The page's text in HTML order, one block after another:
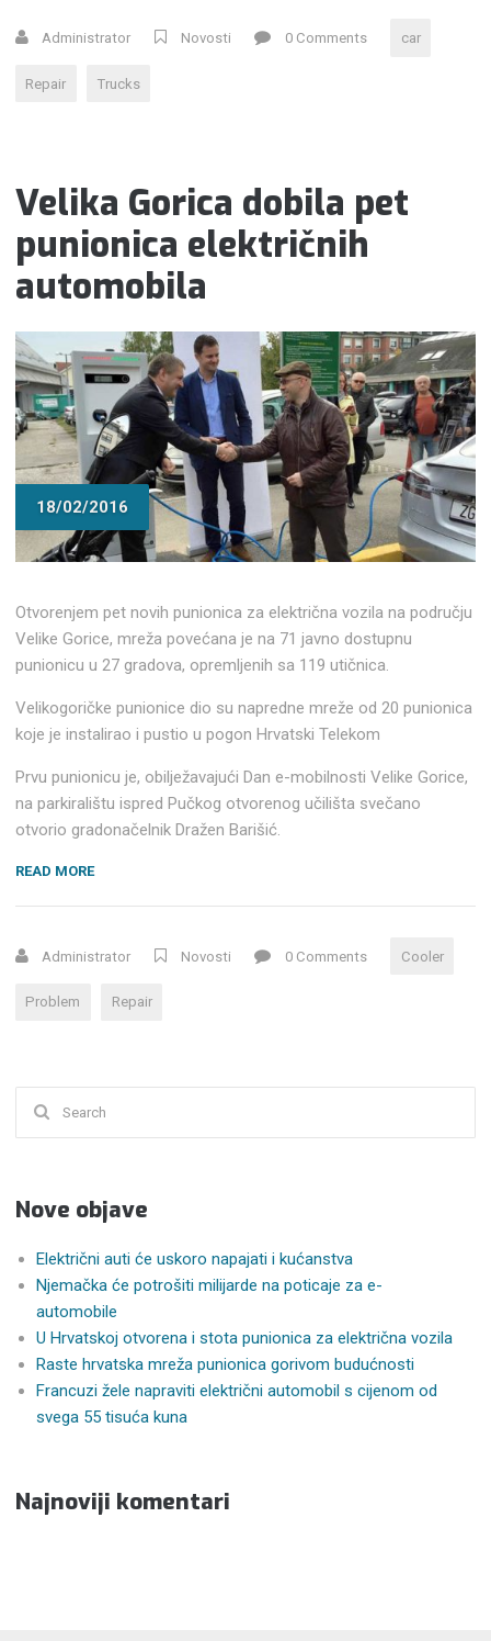
STOTA
ZA
Administrator Novosti 0 Comments car
Repair Trucks
Velika Gorica dobila pet
punionica električnih
automobila
18/02/2016
Otvorenjem pet novih punionica za električna vozila na području
Velike Gorice, mreža povećana je na 71 javno dostupnu
punionicu u 27 gradova, opremljenih sa 119 utičnica.
Velikogoričke punionice dio su napredne mreže od 20 punionica
koje je instalirao i pustio u pogon Hrvatski Telekom
Prvu punionicu je, obilježavajući Dan e-mobilnosti Velike Gorice,
na parkiralištu ispred Pučkog otvorenog učilišta svečano
otvorio gradonačelnik Dražen Barišić.
READ MORE“VELIKA
PUNIONICA
AUTOMOBILA”
Administrator Novosti 0 Comments Cooler
Problem Repair
Nove objave
Električni auti će uskoro napajati i kućanstva
Njemačka će potrošiti milijarde na poticaje za e-
automobile
U Hrvatskoj otvorena i stota punionica za električna vozila
Raste hrvatska mreža punionica gorivom budućnosti
Francuzi žele napraviti električni automobil s cijenom od
svega 55 tisuća kuna
Najnoviji komentari